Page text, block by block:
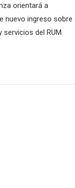
orientará a
nuevo ingreso sobre
del RUM